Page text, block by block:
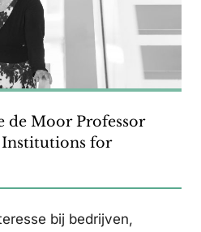
de Moor Professor
Institutions for
bij bedrijven,